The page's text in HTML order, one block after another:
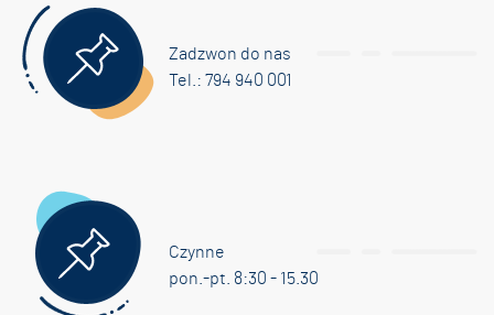
Zadzwon do nas
Tel.: 794 940 001
Czynne
pon.-pt. 8:30 - 15.30